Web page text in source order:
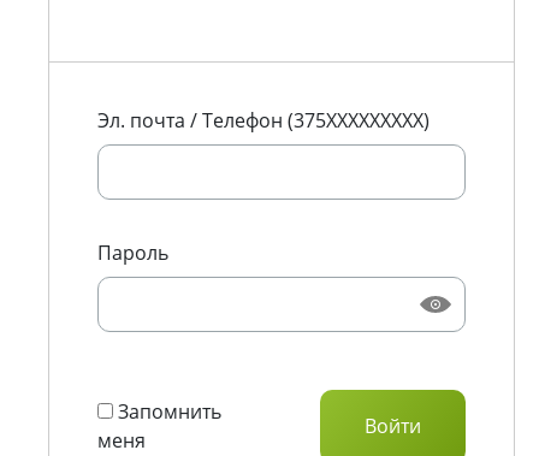
Эл. почта / Телефон (375XXXXXXXXX)
Пароль
Запомнить
меня